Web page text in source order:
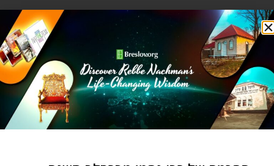
גם המשך הפסוק שהבאנו בפתיחת המאמר – "ולא יהיה
בהם נגף בפקד אותם", מובן היטב. כידוע אסור למנות את
בני ישראל כי זה עלול להביא חלילה נגף (כפי שהיה בימי
דוד המלך כשמנו את עם ישראל). אם כך, למה למנות
אותם באמצעות השקלים, עדיף לא לספור ואז וודאי לא
יהיה נגף? התשובה היא – שכאשר מונים וסופרים בבחינת
"ריבוי" זה בא מגאווה שהיא "סטרא דמותא" – צד המוות,